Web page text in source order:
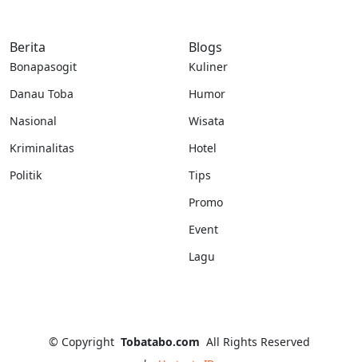
Berita
Bonapasogit
Danau Toba
Nasional
Kriminalitas
Politik
Blogs
Kuliner
Humor
Wisata
Hotel
Tips
Promo
Event
Lagu
© Copyright Tobatabo.com All Rights Reserved